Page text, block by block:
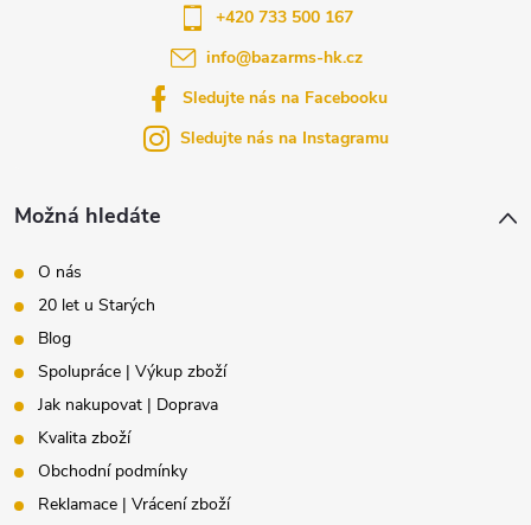
Možná hledáte
O nás
20 let u Starých
Blog
Spolupráce | Výkup zboží
Jak nakupovat | Doprava
Kvalita zboží
Obchodní podmínky
Reklamace | Vrácení zboží
info@bazarms-hk.cz
+420 733 500 167
Sledujte nás na Facebooku
Sledujte nás na Instagramu